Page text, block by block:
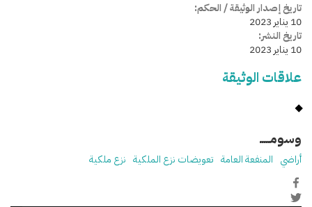
تاريخ إصدار الوثيقة / الحكم:
10 يناير 2023
تاريخ النشر:
10 يناير 2023
علاقات الوثيقة
وسومـــــ
أراضي المنفعة العامة تعويضات نزع الملكية نزع ملكية